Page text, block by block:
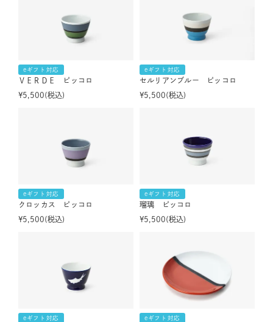
eギフト対応
ＶＥＲＤＥ ピッコロ
¥5,500 税込
eギフト対応
セルリアンブルー ピッコロ
¥5,500 税込
eギフト対応
クロッカス ピッコロ
¥5,500 税込
eギフト対応
瑠璃 ピッコロ
¥5,500 税込
eギフト対応 eギフト対応